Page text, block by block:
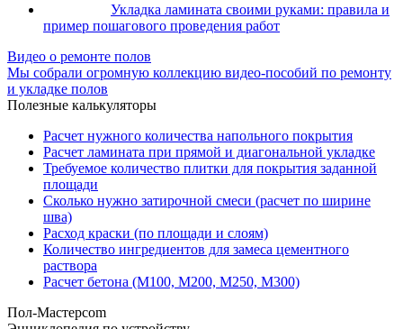
Укладка ламината своими руками: правила и
пример пошагового проведения работ
Видео о ремонте полов
Мы собрали огромную коллекцию видео-пособий по ремонту
и укладке полов
Полезные калькуляторы
Расчет нужного количества напольного покрытия
Расчет ламината при прямой и диагональной укладке
Требуемое количество плитки для покрытия заданной
площади
Сколько нужно затирочной смеси (расчет по ширине
шва)
Расход краски (по площади и слоям)
Количество ингредиентов для замеса цементного
раствора
Расчет бетона (М100, М200, М250, М300)
Пол-Мастерcom